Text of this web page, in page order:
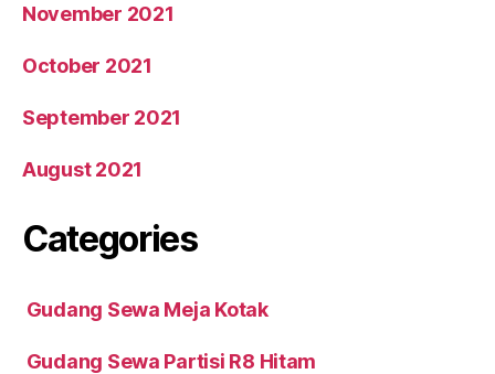
November 2021
October 2021
September 2021
August 2021
Categories
Gudang Sewa Meja Kotak
Gudang Sewa Partisi R8 Hitam